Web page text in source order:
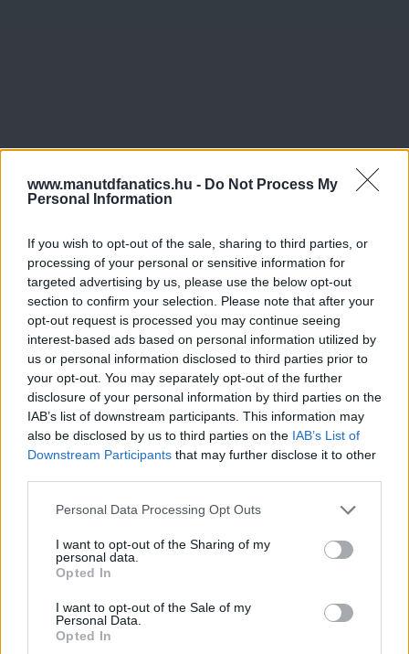
www.manutdfanatics.hu - Do Not Process My
Personal Information
If you wish to opt-out of the sale, sharing to third parties, or
processing of your personal or sensitive information for
targeted advertising by us, please use the below opt-out
section to confirm your selection. Please note that after your
opt-out request is processed you may continue seeing
interest-based ads based on personal information utilized by
us or personal information disclosed to third parties prior to
your opt-out. You may separately opt-out of the further
disclosure of your personal information by third parties on the
IAB’s list of downstream participants. This information may
also be disclosed by us to third parties on the IAB’s List of
Downstream Participants that may further disclose it to other
Please note that this website/app uses one or more Google
not limited to your visit or usage behaviour. You may click to
grant or deny consent to Google and its third-party tags to
use your data for below specified purposes in below Google
consent section.
Personal Data Processing Opt Outs
I want to opt-out of the Sharing of my
personal data.
Opted In
I want to opt-out of the Sale of my
Personal Data.
Opted In
Meccs Center
Paris Saint-Germainvs
Manchester United
Felkészülési szezon 4. mérkőzés
Nya Ullevi, Göteborg
2026-08-08 17:00